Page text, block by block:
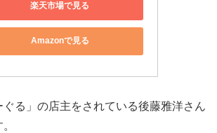
楽天市場で見る
Amazonで見る
ぐる」の店主をされている後藤雅洋さん